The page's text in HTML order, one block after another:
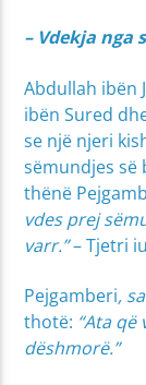
– Vdekja nga
Abdullah ibën
ibën Sured
se një njeri
sëmundjes së
thënë
vdes prej
varr.”– Tjetri
Pejgamberi,
thotë: “Ata
dëshmorë.”